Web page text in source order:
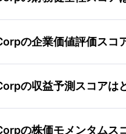
の企業価値評価スコ
の収益予測スコアは
の株価モメンタムス